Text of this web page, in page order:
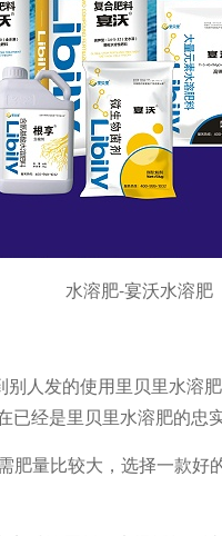
水溶肥-宴沃水溶肥
人发的使用里贝里水溶
经是里贝里水溶肥的忠实
肥量比较大，选择一款好